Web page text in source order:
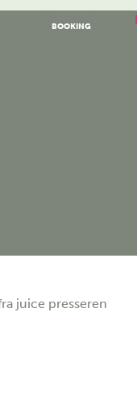
BOOKING
juice presseren